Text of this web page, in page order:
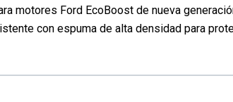
motores Ford EcoBoost de nueva
con espuma de alta densidad para